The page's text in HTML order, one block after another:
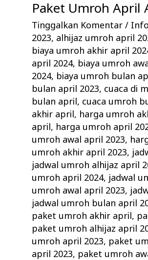
Paket Umroh April
Tinggalkan Komentar /
2023, alhijaz umroh april
biaya umroh akhir april
april 2024, biaya umroh
2024, biaya umroh bulan
bulan april 2023, cuaca di
bulan april, cuaca umroh
akhir april, harga umroh
april, harga umroh april
umroh awal april 2023,
umroh akhir april 2023,
jadwal umroh alhijaz april
umroh april 2024, jadwal
umroh awal april 2023,
jadwal umroh bulan april
paket umroh akhir april,
paket umroh alhijaz april
umroh april 2023, paket
april 2023, paket umroh
Paket
Umroh
April
Alhijaz
Promo
Biaya
Murah